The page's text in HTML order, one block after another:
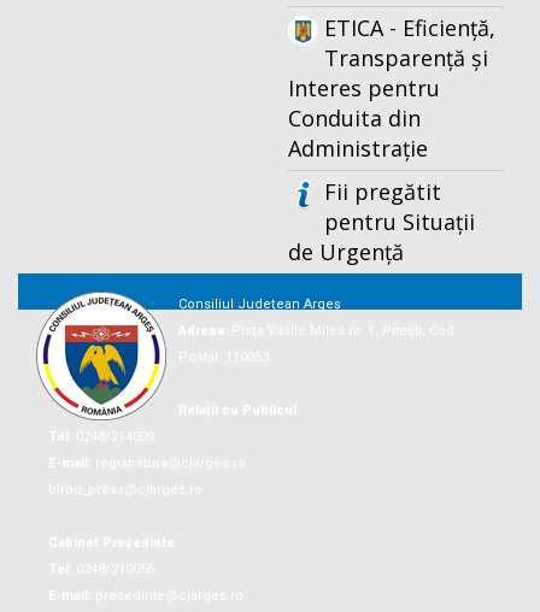
ETICA - Eficiență,
Transparență și
Interes pentru
Conduita din
Administrație
Fii pregătit
pentru Situații
de Urgență
Consiliul Județean Argeș